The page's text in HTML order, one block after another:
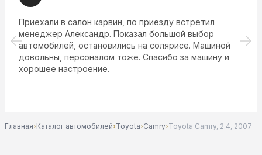
Приехали в салон карвин, по приезду встретил
менеджер Александр. Показал большой выбор
автомобилей, остановились на солярисе. Машиной
довольны, персоналом тоже. Спасибо за машину и
хорошее настроение.
Главная›Каталог автомобилей›Toyota›Camry›Toyota Camry, 2.4, 2007